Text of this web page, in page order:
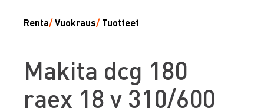
Renta/Vuokraus/ Tuotteet
Makita dcg 180
raex 18 v 310/600